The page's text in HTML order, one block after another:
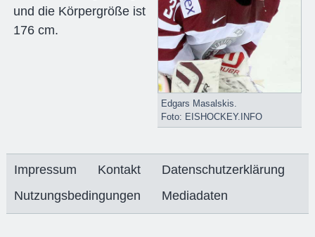
Edgars Masalskis.
Foto: EISHOCKEY.INFO
und die Körpergröße ist
176 cm.
Impressum Kontakt
Datenschutzerklärung
Nutzungsbedingungen
Mediadaten